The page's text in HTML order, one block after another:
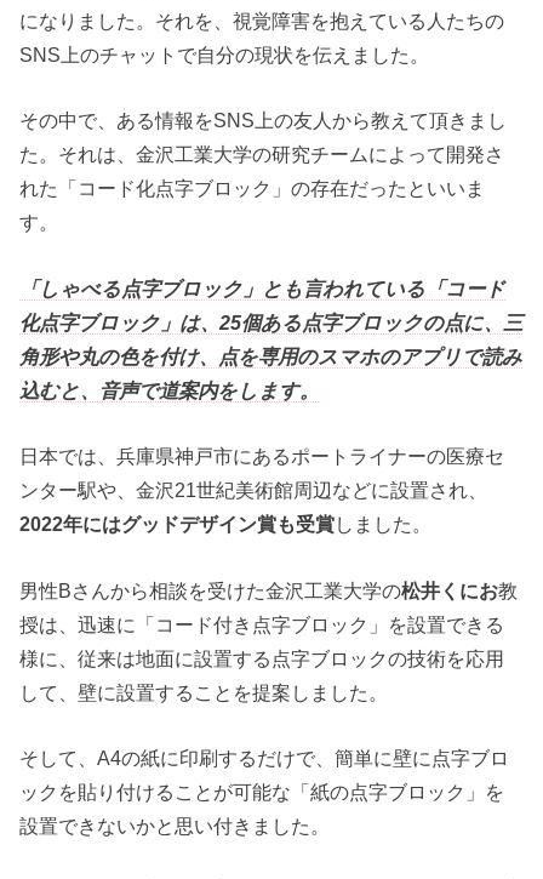
になりました。それを、視覚障害を抱えている人たちの
SNS上のチャットで自分の現状を伝えました。
その中で、ある情報をSNS上の友人から教えて頂きまし
た。それは、金沢工業大学の研究チームによって開発さ
れた「コード化点字ブロック」の存在だったといいま
す。
「しゃべる点字ブロック」とも言われている「コード
化点字ブロック」は、25個ある点字ブロックの点に、三
角形や丸の色を付け、点を専用のスマホのアプリで読み
込むと、音声で道案内をします。
日本では、兵庫県神戸市にあるポートライナーの医療セ
ンター駅や、金沢21世紀美術館周辺などに設置され、
2022年にはグッドデザイン賞も受賞しました。
男性Bさんから相談を受けた金沢工業大学の松井くにお教
授は、迅速に「コード付き点字ブロック」を設置できる
様に、従来は地面に設置する点字ブロックの技術を応用
して、壁に設置することを提案しました。
そして、A4の紙に印刷するだけで、簡単に壁に点字ブロ
ックを貼り付けることが可能な「紙の点字ブロック」を
設置できないかと思い付きました。